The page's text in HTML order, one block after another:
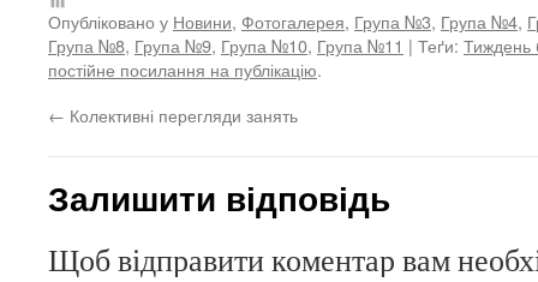
Опубліковано у Новини, Фотогалерея, Група №3, Група №4,
Група №8, Група №9, Група №10, Група №11 | Теґи: Тиждень
постійне посилання на публікацію.
← Колективні перегляди занять
Залишити відповідь
Щоб відправити коментар вам